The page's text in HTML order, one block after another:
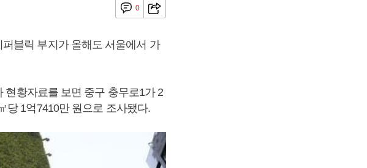
0
블릭 부지가 올해도 서울에서 가
현황자료를 보면 중구 충무로1가 2
당 1억7410만 원으로 조사됐다.